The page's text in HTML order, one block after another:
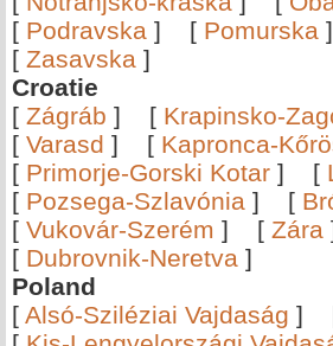
[ Podravska ] [ Pomurska
[ Zasavska ]
Croatie
[ Zágráb ] [ Krapinsko-
[ Varasd ] [ Kapronca-
[ Primorje-Gorski Kotar ] [
[ Pozsega-Szlavónia ] [
[ Vukovár-Szerém ] [ Zára
[ Dubrovnik-Neretva ]
Poland
[ Alsó-Sziléziai Vajdaság ]